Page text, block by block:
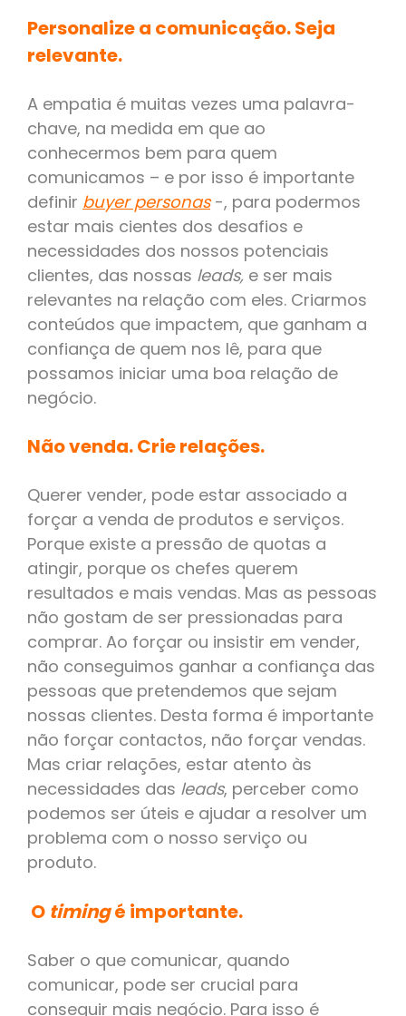
Personalize a comunicação. Seja
relevante.
A empatia é muitas vezes uma palavra-
chave, na medida em que ao
conhecermos bem para quem
comunicamos – e por isso é importante
definir buyer personas-, para podermos
estar mais cientes dos desafios e
necessidades dos nossos potenciais
clientes, das nossas leads, e ser mais
relevantes na relação com eles. Criarmos
conteúdos que impactem, que ganham a
confiança de quem nos lê, para que
possamos iniciar uma boa relação de
negócio.
Não venda. Crie relações.
Querer vender, pode estar associado a
forçar a venda de produtos e serviços.
Porque existe a pressão de quotas a
atingir, porque os chefes querem
resultados e mais vendas. Mas as pessoas
não gostam de ser pressionadas para
comprar. Ao forçar ou insistir em vender,
não conseguimos ganhar a confiança das
pessoas que pretendemos que sejam
nossas clientes. Desta forma é importante
não forçar contactos, não forçar vendas.
Mas criar relações, estar atento às
necessidades das leads, perceber como
podemos ser úteis e ajudar a resolver um
problema com o nosso serviço ou
produto.
O timingé importante.
Saber o que comunicar, quando
comunicar, pode ser crucial para
conseguir mais negócio. Para isso é